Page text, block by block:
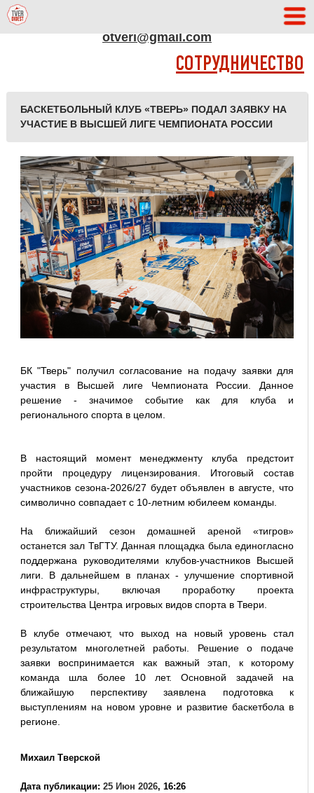
otveri@gmail.com
СОТРУДНИЧЕСТВО
БАСКЕТБОЛЬНЫЙ КЛУБ «ТВЕРЬ» ПОДАЛ ЗАЯВКУ НА
УЧАСТИЕ В ВЫСШЕЙ ЛИГЕ ЧЕМПИОНАТА РОССИИ
БК "Тверь" получил согласование на подачу заявки для
участия в Высшей лиге Чемпионата России. Данное
решение - значимое событие как для клуба и
регионального спорта в целом.
В настоящий момент менеджменту клуба предстоит
пройти процедуру лицензирования. Итоговый состав
участников сезона-2026/27 будет объявлен в августе, что
символично совпадает с 10-летним юбилеем команды.
На ближайший сезон домашней ареной «тигров»
останется зал ТвГТУ. Данная площадка была единогласно
поддержана руководителями клубов-участников Высшей
лиги. В дальнейшем в планах - улучшение спортивной
инфраструктуры, включая проработку проекта
строительства Центра игровых видов спорта в Твери.
В клубе отмечают, что выход на новый уровень стал
результатом многолетней работы. Решение о подаче
заявки воспринимается как важный этап, к которому
команда шла более 10 лет. Основной задачей на
ближайшую перспективу заявлена подготовка к
выступлениям на новом уровне и развитие баскетбола в
регионе.
Михаил Тверской
Дата публикации: 25 Июн 2026, 16:26